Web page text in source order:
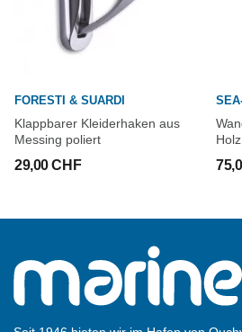
FORESTI & SUARDI
Klappbarer Kleiderhaken aus
Messing poliert
29,00 CHF